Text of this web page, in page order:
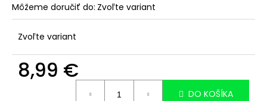
Môžeme doručiť do: Zvoľte variant
Zvoľte variant
8,99 €
DO KOŠÍKA
HRNČEK
VLASTNOU
A
LABKAMI
SO